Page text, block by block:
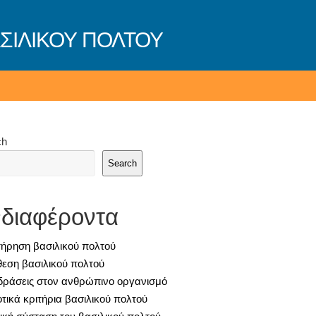
ΠΟΛΤΟΥ
Search
βασιλικού πολτού
βασιλικού πολτού
στον ανθρώπινο οργανισμό
κριτήρια βασιλικού πολτού